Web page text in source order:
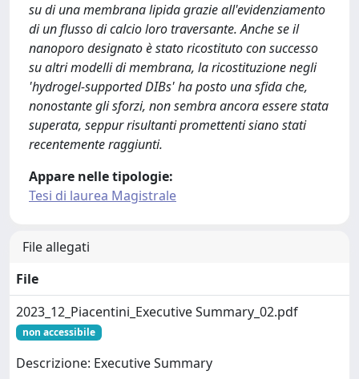
su di una membrana lipida grazie all'evidenziamento
di un flusso di calcio loro traversante. Anche se il
nanoporo designato è stato ricostituto con successo
su altri modelli di membrana, la ricostituzione negli
'hydrogel-supported DIBs' ha posto una sfida che,
nonostante gli sforzi, non sembra ancora essere stata
superata, seppur risultanti promettenti siano stati
recentemente raggiunti.
Appare nelle tipologie:
Tesi di laurea Magistrale
File allegati
File
2023_12_Piacentini_Executive Summary_02.pdf
non accessibile
Descrizione: Executive Summary